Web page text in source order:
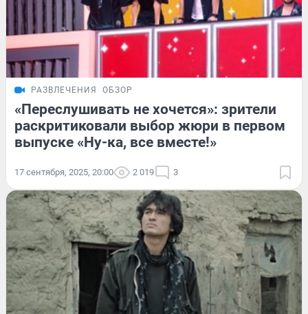
РАЗВЛЕЧЕНИЯ ОБЗОР
«Переслушивать не хочется»: зрители
раскритиковали выбор жюри в первом
выпуске «Ну-ка, все вместе!»
17 сентября, 2025, 20:00 2 019 3